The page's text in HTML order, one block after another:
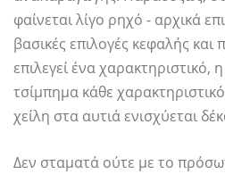
φαίνεται λίγο ρηχό - αρχικά
βασικές επιλογές κεφαλής
επιλεγεί ένα χαρακτηριστικό,
τσίμπημα κάθε
χείλη στα αυτιά ενισχύεται
Δεν σταματά ούτε με το